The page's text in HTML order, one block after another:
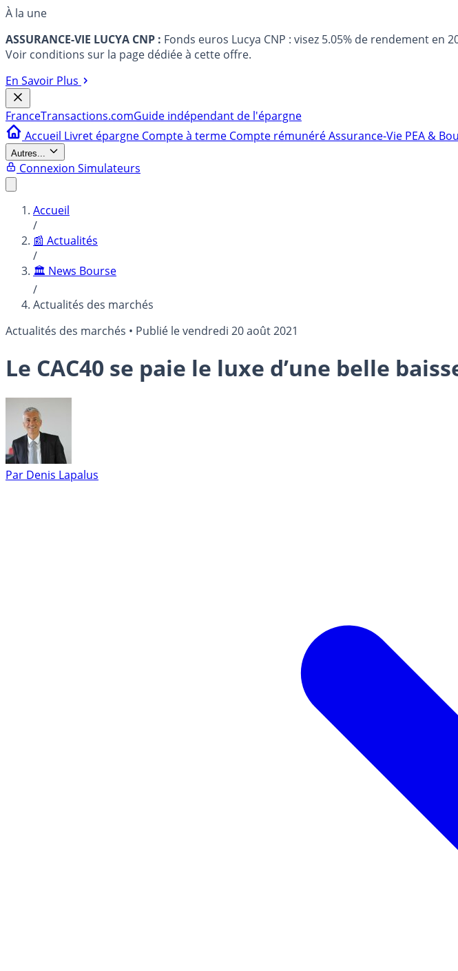
À la une
ASSURANCE-VIE LUCYA CNP : Fonds euros Lucya CNP : visez 5.05% de rendement en
Voir conditions sur la page dédiée à cette offre.
En Savoir Plus
FranceTransactions.comGuide indépendant de l'épargne
Accueil Livret épargne Compte à terme Compte rémunéréAssurance-Vie PEA &
Autres...
Connexion Simulateurs
Accueil
/
📰 Actualités
/
🏛️ News Bourse
/
Actualités des marchés
Actualités des marchés • Publié levendredi 20 août 2021
Le CAC40 se paie le luxe d’une belle
Par Denis Lapalus